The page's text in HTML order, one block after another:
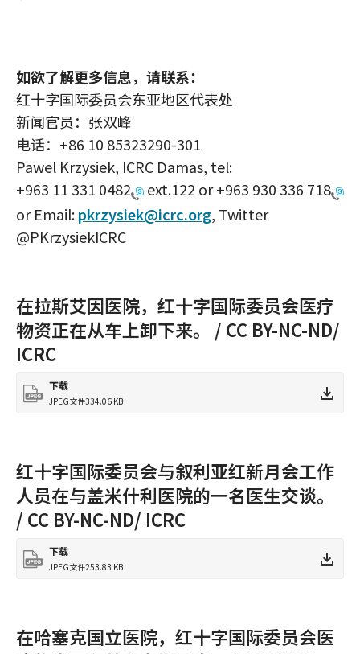
如欲了解更多信息，请联系：
红十字国际委员会东亚地区代表处
新闻官员：张双峰
电话：+86 10 85323290-301
Pawel Krzysiek, ICRC Damas, tel:
+963 11 331 0482
ext.122 or+963 930 336 718
or Email:pkrzysiek@icrc.org, Twitter
@PKrzysiekICRC
在拉斯艾因医院，红十字国际委员会医疗
物资正在从车上卸下来。 / CC BY-NC-ND/
ICRC
下载
JPEG文件334.06 KB
红十字国际委员会与叙利亚红新月会工作
人员在与盖米什利医院的一名医生交谈。
/ CC BY-NC-ND/ ICRC
下载
JPEG文件253.83 KB
在哈塞克国立医院，红十字国际委员会医